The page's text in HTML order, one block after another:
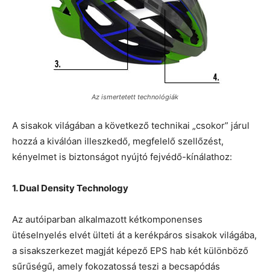
Az ismertetett technológiák
A sisakok világában a következő technikai „csokor” járul
hozzá a kiválóan illeszkedő, megfelelő szellőzést,
kényelmet is biztonságot nyújtó fejvédő-kínálathoz:
1. Dual Density Technology
Az autóiparban alkalmazott kétkomponenses
ütéselnyelés elvét ülteti át a kerékpáros sisakok világába,
a sisakszerkezet magját képező EPS hab két különböző
sűrűségű, amely fokozatossá teszi a becsapódás